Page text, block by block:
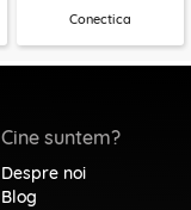
Conectica
Cine suntem?
Despre noi
Blog